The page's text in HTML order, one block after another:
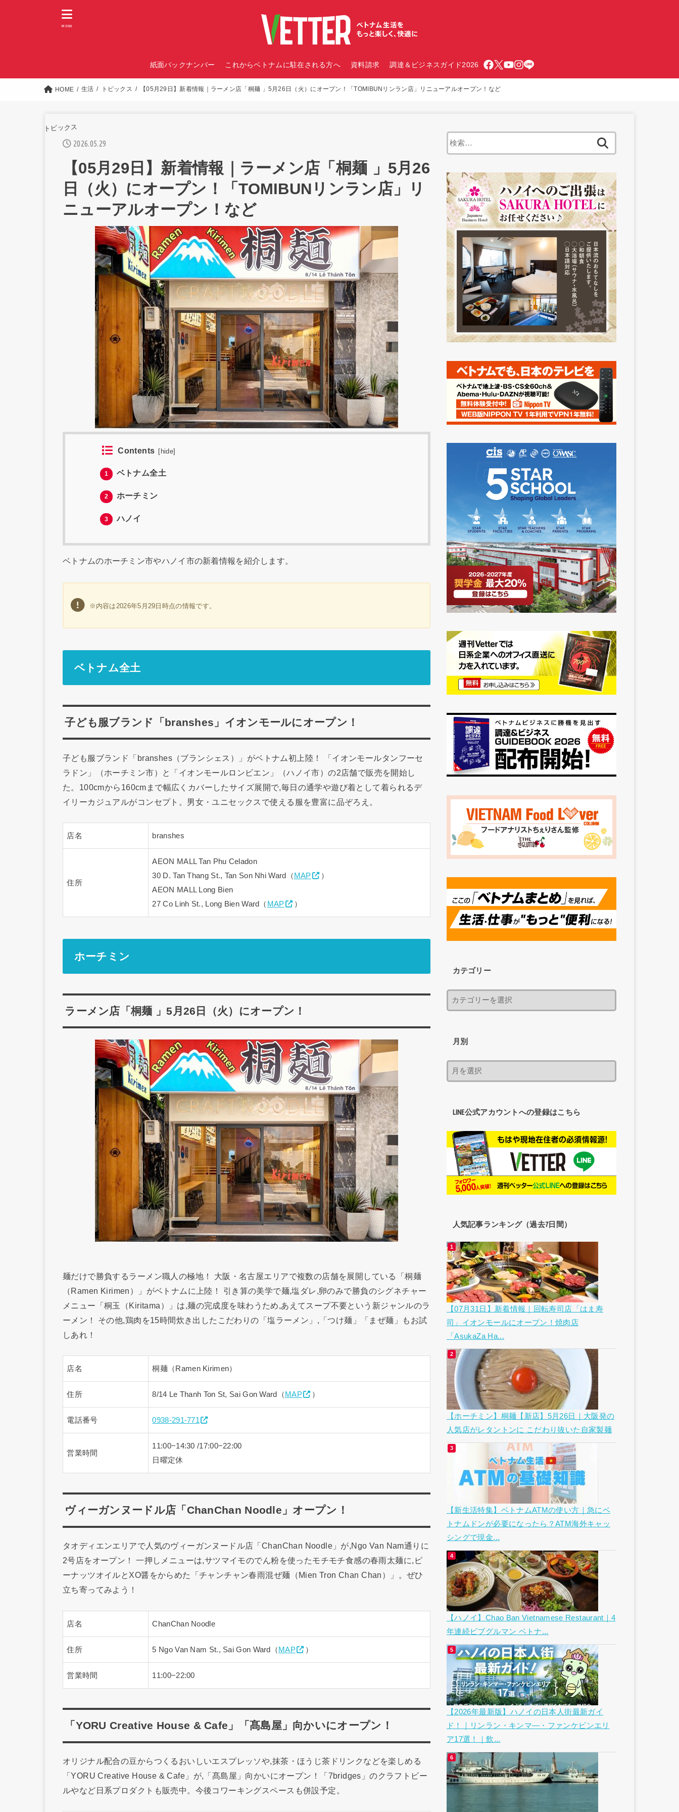
紙面バックナンバー これからベトナムに駐在される方へ 資料請求 調達＆ビジネスガイド2026
MENU
HOME 生活 トピックス 【05月29日】新着情報｜ラーメン店「桐麺 」5月26日（火）にオープン！「TOMIBUNリンラン店」リニューアルオープン！など
トピックス
2026.05.29
【05月29日】新着情報｜ラーメン店「桐麺 」5月26
日（火）にオープン！「TOMIBUNリンラン店」リ
ニューアルオープン！など
Contents [ hide]
1 ベトナム全土
2 ホーチミン
3 ハノイ
ベトナムのホーチミン市やハノイ市の新着情報を紹介します。
※内容は2026年5月29日時点の情報です。
ベトナム全土
子ども服ブランド「branshes」イオンモールにオープン！
子ども服ブランド「branshes（ブランシェス）」がベトナム初上陸！ 「イオンモールタンフーセ
ラドン」（ホーチミン市）と「イオンモールロンビエン」（ハノイ市）の2店舗で販売を開始し
た。100cmから160cmまで幅広くカバーしたサイズ展開で,毎日の通学や遊び着として着られるデ
イリーカジュアルがコンセプト。男女・ユニセックスで使える服を豊富に品ぞろえ。
店名 branshes
住所
AEON MALL Tan Phu Celadon
30 D. Tan Thang St., Tan Son Nhi Ward（ MAP
）
AEON MALL Long Bien
27 Co Linh St., Long Bien Ward（ MAP ）
ホーチミン
ラーメン店「桐麺 」5月26日（火）にオープン！
麺だけで勝負するラーメン職人の極地！ 大阪・名古屋エリアで複数の店舗を展開している「桐麺
（Ramen Kirimen）」がベトナムに上陸！ 引き算の美学で麺,塩ダレ,卵のみで勝負のシグネチャー
メニュー「桐玉（Kiritama）」は,麺の完成度を味わうため,あえてスープ不要という新ジャンルのラ
ーメン！ その他,鶏肉を15時間炊き出したこだわりの「塩ラーメン」,「つけ麺」「まぜ麺」もお試
しあれ！
店名 桐麺（Ramen Kirimen）
住所 8/14 Le Thanh Ton St, Sai Gon Ward（ MAP ）
電話番号 0938-291-771
営業時間
11:00−14:30 /17:00−22:00
日曜定休
ヴィーガンヌードル店「ChanChan Noodle」オープン！
タオディエンエリアで人気のヴィーガンヌードル店「ChanChan Noodle」が,Ngo Van Nam通りに
2号店をオープン！ 一押しメニューは,サツマイモのでん粉を使ったモチモチ食感の春雨太麺に,ピ
ーナッツオイルとXO醤をからめた「チャンチャン春雨混ぜ麺（Mien Tron Chan Chan）」。ぜひ
立ち寄ってみよう！
店名 ChanChan Noodle
住所 5 Ngo Van Nam St., Sai Gon Ward（ MAP ）
営業時間 11:00−22:00
「YORU Creative House & Cafe」「髙島屋」向かいにオープン！
オリジナル配合の豆からつくるおいしいエスプレッソや,抹茶・ほうじ茶ドリンクなどを楽しめる
「YORU Creative House & Cafe」が,「髙島屋」向かいにオープン！「7bridges」のクラフトビー
ルやなど日系プロダクトも販売中。今後コワーキングスペースも併設予定。
カテゴリー
月別
LINE公式アカウントへの登録はこちら
人気記事ランキング（過去7日間）
【07月31日】新着情報｜回転寿司店「はま寿
司」イオンモールにオープン！焼肉店
「AsukaZa Ha...
【ホーチミン】桐麺【新店】5月26日｜大阪発の
人気店がレタントンに こだわり抜いた自家製麺
【新生活特集】ベトナムATMの使い方｜急にベ
トナムドンが必要になったら？ATM海外キャッ
シングで現金...
【ハノイ】Chao Ban Vietnamese Restaurant｜4
年連続ビブグルマン ベトナ...
【2026年最新版】ハノイの日本人街最新ガイ
ド！｜リンラン・キンマ―・ファンケビンエリ
ア17選！｜飲...